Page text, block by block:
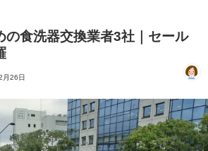
の食洗器交換業者3社｜セール
月26日